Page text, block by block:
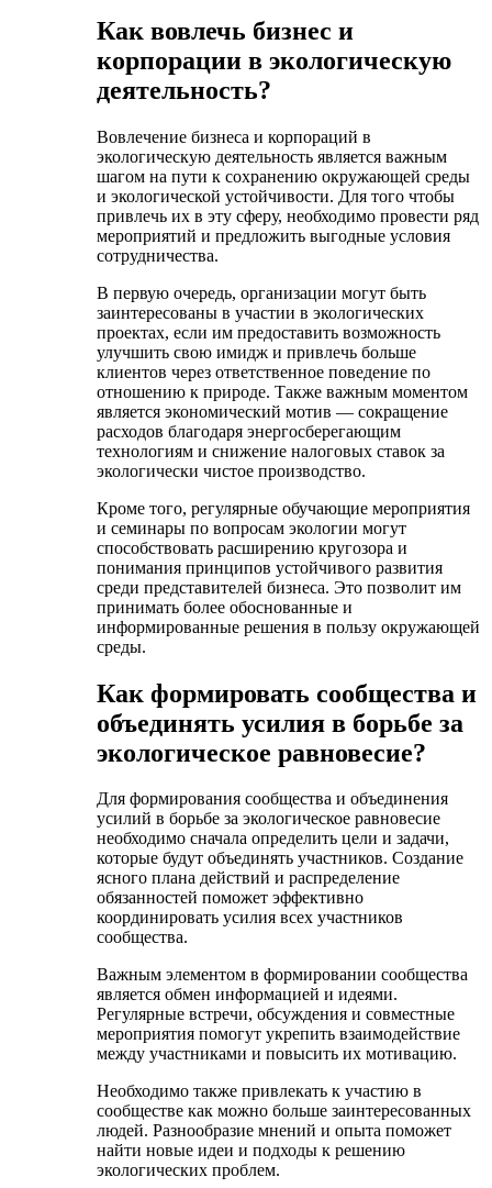
Как вовлечь бизнес и
корпорации в экологическую
деятельность?
Вовлечение бизнеса и корпораций в
экологическую деятельность является важным
шагом на пути к сохранению окружающей среды
и экологической устойчивости. Для того чтобы
привлечь их в эту сферу, необходимо провести ряд
мероприятий и предложить выгодные условия
сотрудничества.
В первую очередь, организации могут быть
заинтересованы в участии в экологических
проектах, если им предоставить возможность
улучшить свою имидж и привлечь больше
клиентов через ответственное поведение по
отношению к природе. Также важным моментом
является экономический мотив — сокращение
расходов благодаря энергосберегающим
технологиям и снижение налоговых ставок за
экологически чистое производство.
Кроме того, регулярные обучающие мероприятия
и семинары по вопросам экологии могут
способствовать расширению кругозора и
понимания принципов устойчивого развития
среди представителей бизнеса. Это позволит им
принимать более обоснованные и
информированные решения в пользу окружающей
среды.
Как формировать сообщества и
объединять усилия в борьбе за
экологическое равновесие?
Для формирования сообщества и объединения
усилий в борьбе за экологическое равновесие
необходимо сначала определить цели и задачи,
которые будут объединять участников. Создание
ясного плана действий и распределение
обязанностей поможет эффективно
координировать усилия всех участников
сообщества.
Важным элементом в формировании сообщества
является обмен информацией и идеями.
Регулярные встречи, обсуждения и совместные
мероприятия помогут укрепить взаимодействие
между участниками и повысить их мотивацию.
Необходимо также привлекать к участию в
сообществе как можно больше заинтересованных
людей. Разнообразие мнений и опыта поможет
найти новые идеи и подходы к решению
экологических проблем.